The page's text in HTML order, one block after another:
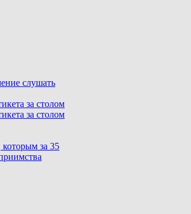
слушать
за столом
за столом
за 35